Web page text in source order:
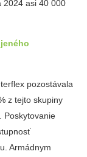
2024 asi 40 000
pozostávala
z tejto skupiny
Poskytovanie
Armádnym